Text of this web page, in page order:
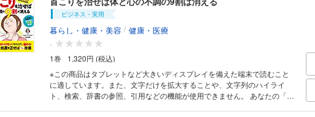
病(首こり病)〟だ。 著者は、いまや国民病とも言えるこの病の独自の治療
法を開発し、多くの人を救ってきた。 本書では治療法と予防法に加え、
「首は冷やすな」「ローテーブルでノートPCは首への最悪の拷問」等、
日常に潜む落とし穴も解説。 首こりの自覚症状のない人も手に取るべき一
冊。
ビジネス・実用
暮らし・健康・美容 / 健康・医療
-
1巻
1,320円 (税込)
※この商品はタブレットなど大きいディスプレイを備えた端末で読むこと
に適しています。また、文字だけを拡大することや、文字列のハイライ
ト、検索、辞書の参照、引用などの機能が使用できません。 あなたの「な